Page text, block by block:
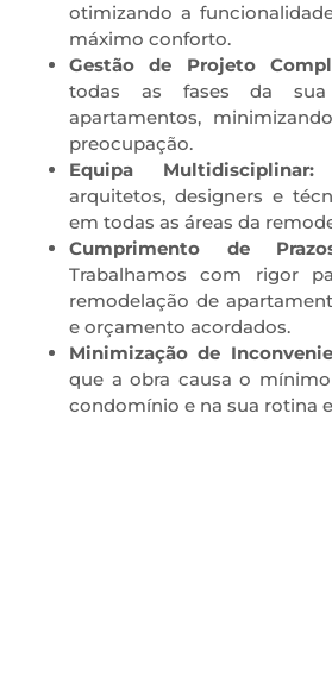
otimizando a
máximo conforto.
Gestão de Projeto
todas as fases da sua
apartamentos,
preocupação.
Equipa Multidisciplinar:
arquitetos, designers e
em todas as áreas da
Cumprimento de
Trabalhamos com rigor
remodelação de
e orçamento acordados.
Minimização de
que a obra causa o
condomínio e na sua rotina